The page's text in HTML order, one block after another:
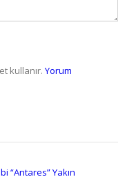
kullanır. Yorum
“Antares” Yakın